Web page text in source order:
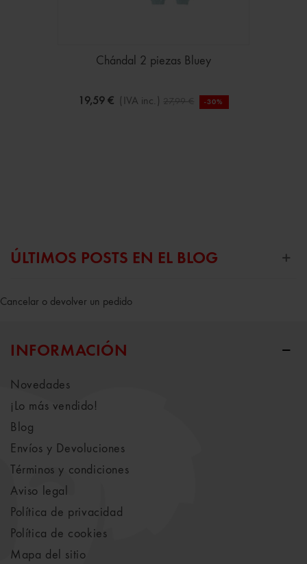
Chándal 2 piezas Bluey
19,59 € (IVA inc.) 27,99 € -30%
ÚLTIMOS POSTS EN EL BLOG
Cancelar o devolver un pedido
INFORMACIÓN
Novedades
¡Lo más vendido!
Blog
Envíos y Devoluciones
Términos y condiciones
Aviso legal
Política de privacidad
Política de cookies
Mapa del sitio